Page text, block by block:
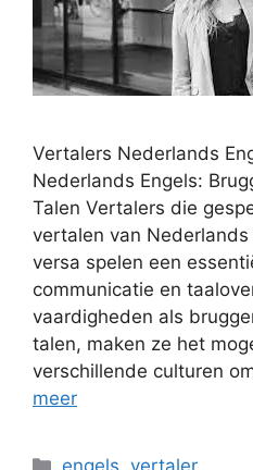
Vertalers Nederlands
Nederlands Engels:
Talen Vertalers die
vertalen van Nederlands
versa spelen een
communicatie en
vaardigheden als
talen, maken ze het
verschillende culturen
meer
Categorieën
engels ,vertaler